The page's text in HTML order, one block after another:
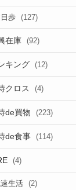
歩 (127)
在庫 (92)
キング (12)
クロス (4)
de買物 (223)
de食事 (114)
(4)
生活 (2)